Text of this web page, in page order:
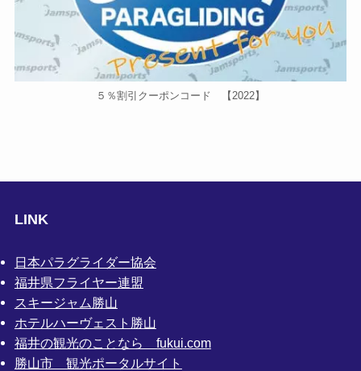
５％割引クーポンコード 【2022】
LINK
日本パラグライダー協会
福井県フライヤー連盟
スキージャム勝山
ホテルハーヴェスト勝山
福井の観光のことなら fukui.com
勝山市 観光ポータルサイト